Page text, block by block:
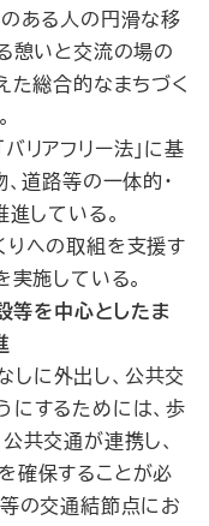
ある人の円滑な移
憩いと交流の場の
た総合的なまちづく
リアフリー法」に基
道路等の一体的・
している。
りへの取組を支援す
施している。
を中心としたま
しに外出し、公共交
にするためには、歩
共交通が連携し、
確保することが必
の交通結節点にお